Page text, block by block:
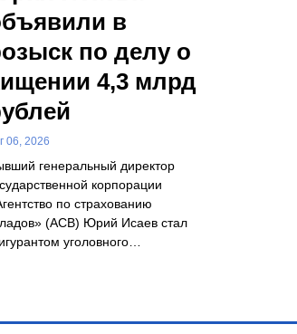
в
по делу о
4,3 млрд
06, 2026
генеральный директор
корпорации
по страхованию
(АСВ) Юрий Исаев стал
уголовного…